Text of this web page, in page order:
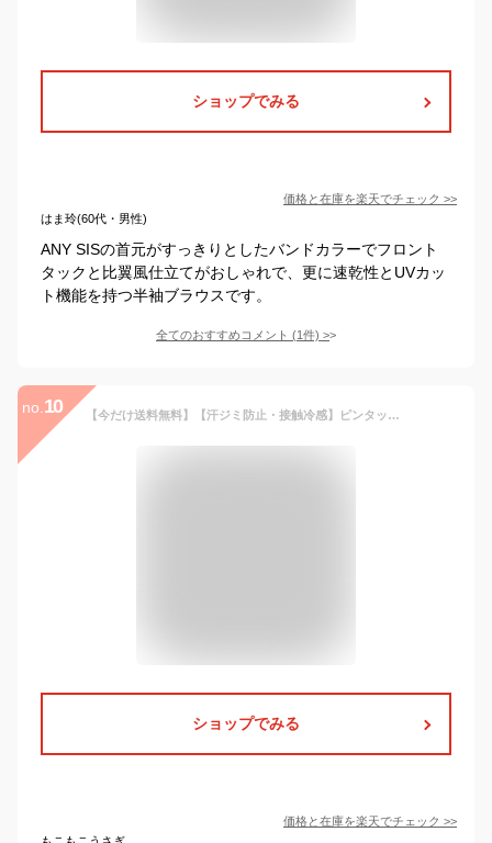
ショップでみる
価格と在庫を楽天でチェック >>
はま玲(60代・男性)
ANY SISの首元がすっきりとしたバンドカラーでフロント
タックと比翼風仕立てがおしゃれで、更に速乾性とUVカッ
ト機能を持つ半袖ブラウスです。
全てのおすすめコメント (1件) >
no. 10 【今だけ送料無料】【汗ジミ防止・接触冷感】ピンタックフレアブラウス ☆ 上品 接触冷感 撥水 ブラウス ピンタック フレア フレンチスリーブ 夏 ビジカジ ビジネスカジュアル ピエロ ≪当日発送≫
ショップでみる
価格と在庫を楽天でチェック >>